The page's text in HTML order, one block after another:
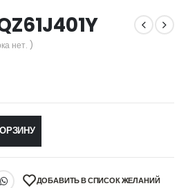
нет. )
ДОБАВИТЬ В СПИСОК ЖЕЛАНИЙ